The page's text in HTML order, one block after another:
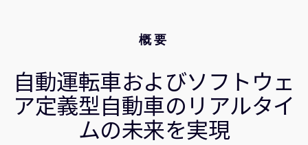
研究連携
ウェブサイト
関連情報
概要
自動運転車およびソフトウェ
ア定義型自動車のリアルタイ
ムの未来を実現